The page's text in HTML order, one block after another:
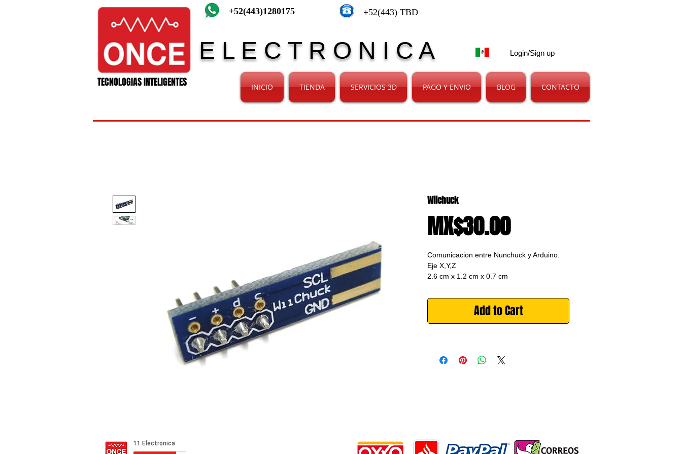
11 Electronica
TECNOLOGIAS INTELIGENTES
+52(443)1280175 +52(443) TBD
E L E C T R O N I C A Login/Sign up
INICIO TIENDA SERVICIOS 3D PAGO Y ENVIO BLOG CONTACTO
Wiichuck
MX$30.00Price
Comunicacion entre Nunchuck y Arduino.
Eje X,Y,Z
2.6 cm x 1.2 cm x 0.7 cm
Add to Cart